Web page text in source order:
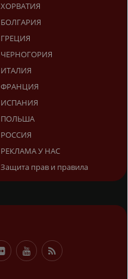
ХОРВАТИЯ
БОЛГАРИЯ
ГРЕЦИЯ
ЧЕРНОГОРИЯ
ИТАЛИЯ
ФРАНЦИЯ
ИСПАНИЯ
ПОЛЬША
РОССИЯ
РЕКЛАМА У НАС
Защита прав и правила